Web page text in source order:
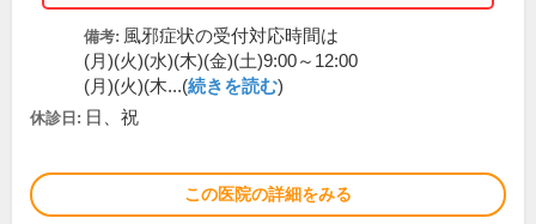
備考: 風邪症状の受付対応時間は
(月)(火)(水)(木)(金)(土)9:00～12:00
(月)(火)(木...(続きを読む)
休診日: 日、祝
この医院の詳細をみる